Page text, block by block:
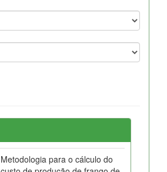
Metodologia para o cálculo do